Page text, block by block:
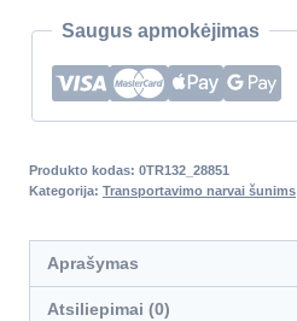
Saugus apmokėjimas
Produkto kodas: 0TR132_28851
Kategorija: Transportavimo narvai šunims
Aprašymas
Atsiliepimai (0)